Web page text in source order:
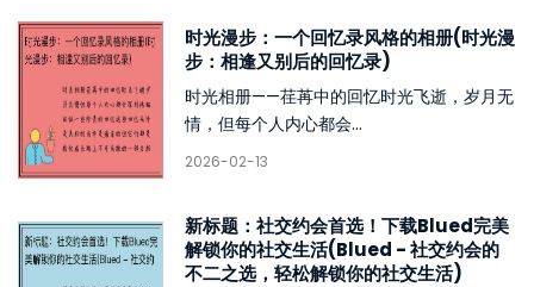
时光漫步：一个回忆录风格的相册(时光漫
步：相逢又别后的回忆录)
时光相册——荏苒中的回忆时光飞逝，岁月无
情，但每个人内心都会...
2026-02-13
新标题：社交约会首选！下载Blued完美
解锁你的社交生活(Blued - 社交约会的
不二之选，轻松解锁你的社交生活)